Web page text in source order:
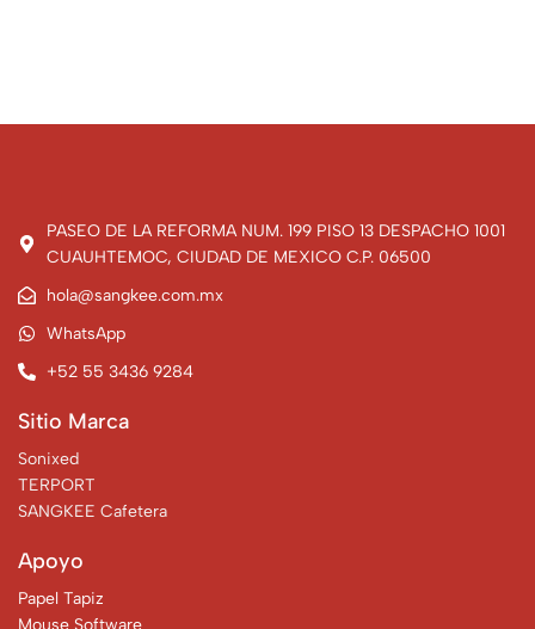
PASEO DE LA REFORMA NUM. 199 PISO 13 DESPACHO 1001
CUAUHTEMOC, CIUDAD DE MEXICO C.P. 06500
hola@sangkee.com.mx
WhatsApp
+52 55 3436 9284
Sitio Marca
Sonixed
TERPORT
SANGKEE Cafetera
Apoyo
Papel Tapiz
Mouse Software